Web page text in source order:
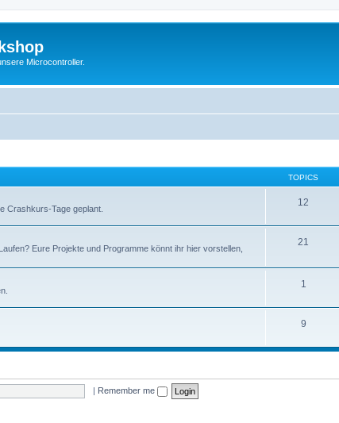
Microcontroller.
TOPICS
Crashkurs-Tage geplant.
12
Eure Projekte und Programme könnt ihr hier vorstellen,
21
1
9
| Remember me